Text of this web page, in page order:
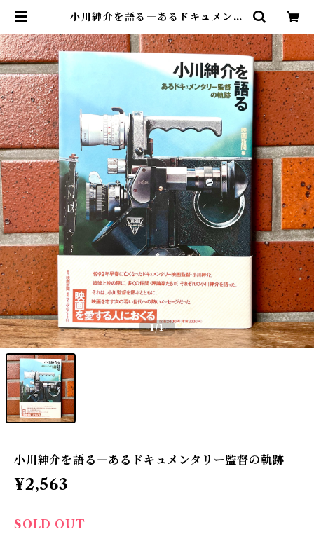
小川紳介を語る―あるドキュメンタ
nline shop
1/1
小川紳介を語る―あるドキュメンタリー監督の軌跡
¥2,563
SOLD OUT